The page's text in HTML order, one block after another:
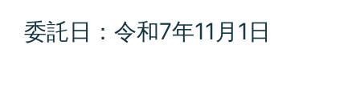
委託日：令和7年11月1日